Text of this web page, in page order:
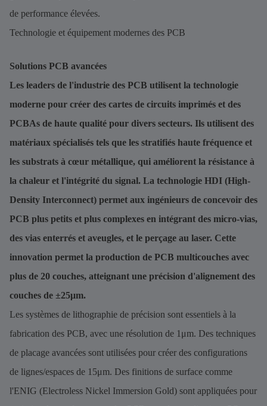
de performance élevées.
Technologie et équipement modernes des PCB
Solutions PCB avancées
Les leaders de l'industrie des PCB utilisent la technologie
moderne pour créer des cartes de circuits imprimés et des
PCBAs de haute qualité pour divers secteurs. Ils utilisent des
matériaux spécialisés tels que les stratifiés haute fréquence et
les substrats à cœur métallique, qui améliorent la résistance à
la chaleur et l'intégrité du signal. La technologie HDI (High-
Density Interconnect) permet aux ingénieurs de concevoir des
PCB plus petits et plus complexes en intégrant des micro-vias,
des vias enterrés et aveugles, et le perçage au laser. Cette
innovation permet la production de PCB multicouches avec
plus de 20 couches, atteignant une précision d'alignement des
couches de ±25μm.
Les systèmes de lithographie de précision sont essentiels à la
fabrication des PCB, avec une résolution de 1μm. Des techniques
de placage avancées sont utilisées pour créer des configurations
de lignes/espaces de 15μm. Des finitions de surface comme
l'ENIG (Electroless Nickel Immersion Gold) sont appliquées pour